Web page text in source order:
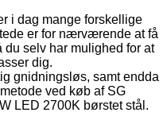
i dag mange forskellige
er for nærværende at få
du selv har mulighed for at
dig.
gnidningsløs, samt endda
ved køb af SG
LED 2700K børstet stål.